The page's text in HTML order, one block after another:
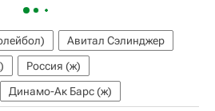
Авитал Сэлинджер
Россия (ж)
Динамо-Ак Барс (ж)